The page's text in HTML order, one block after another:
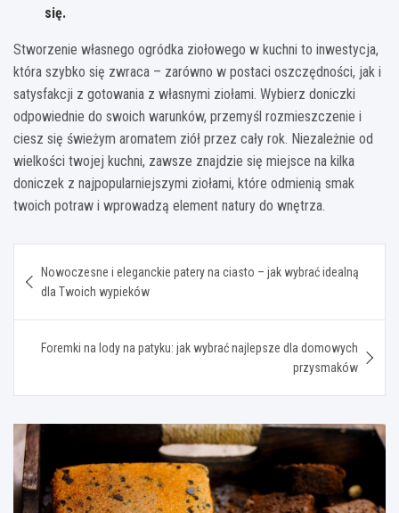
się.
Stworzenie własnego ogródka ziołowego w kuchni to inwestycja,
która szybko się zwraca – zarówno w postaci oszczędności, jak i
satysfakcji z gotowania z własnymi ziołami. Wybierz doniczki
odpowiednie do swoich warunków, przemyśl rozmieszczenie i
ciesz się świeżym aromatem ziół przez cały rok. Niezależnie od
wielkości twojej kuchni, zawsze znajdzie się miejsce na kilka
doniczek z najpopularniejszymi ziołami, które odmienią smak
twoich potraw i wprowadzą element natury do wnętrza.
wpisu
Nowoczesne i eleganckie patery na ciasto – jak wybrać idealną
dla Twoich wypieków
Foremki na lody na patyku: jak wybrać najlepsze dla domowych
przysmaków